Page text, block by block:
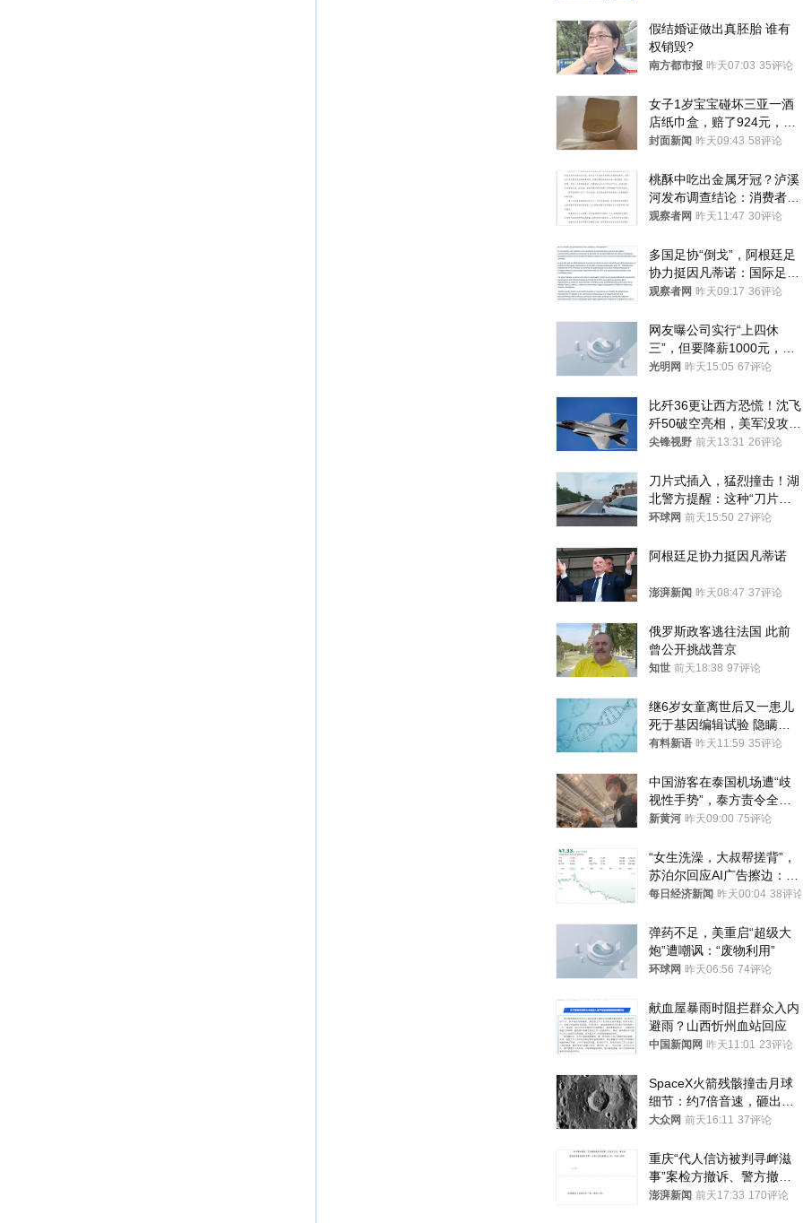
假结婚证做出真胚胎 谁有
权销毁?
南方都市报 昨天07:03 35评论
女子1岁宝宝碰坏三亚一酒
店纸巾盒，赔了924元，发
帖吐槽后酒店退还一半的
封面新闻 昨天09:43 58评论
桃酥中吃出金属牙冠？泸溪
河发布调查结论：消费者已
澄清，所发视频情况不属实
观察者网 昨天11:47 30评论
多国足协“倒戈”，阿根廷足
协力挺因凡蒂诺：国际足联
今后应继续在其领导下前行
观察者网 昨天09:17 36评论
网友曝公司实行“上四休
三”，但要降薪1000元，不
接受只能辞职
光明网 昨天15:05 67评论
比歼36更让西方恐慌！沈飞
歼50破空亮相，美军没攻克
的技术被拿下
尖锋视野 前天13:31 26评论
刀片式插入，猛烈撞击！湖
北警方提醒：这种“刀片超
车”，太危险了
环球网 前天15:50 27评论
阿根廷足协力挺因凡蒂诺
澎湃新闻 昨天08:47 37评论
俄罗斯政客逃往法国 此前
曾公开挑战普京
知世 前天18:38 97评论
继6岁女童离世后又一患儿
死于基因编辑试验 隐瞒一
年才对外披露
有料新语 昨天11:59 35评论
中国游客在泰国机场遭“歧
视性手势”，泰方责令全面
调查，对责任人采取最严厉
新黄河 昨天09:00 75评论
“女生洗澡，大叔帮搓背”，
苏泊尔回应AI广告擦边：视
频全下架，已强化内容管理
每日经济新闻 昨天00:04 38评论
弹药不足，美重启“超级大
炮”遭嘲讽：“废物利用”
环球网 昨天06:56 74评论
献血屋暴雨时阻拦群众入内
避雨？山西忻州血站回应
中国新闻网 昨天11:01 23评论
SpaceX火箭残骸撞击月球
细节：约7倍音速，砸出直
径约30米撞击坑
大众网 前天16:11 37评论
重庆“代人信访被判寻衅滋
事”案检方撤诉、警方撤
案，两被告人获国赔
澎湃新闻 前天17:33 170评论